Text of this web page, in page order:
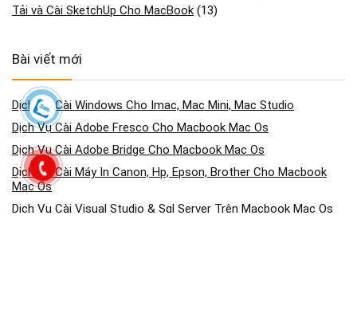
Tải và Cài SketchUp Cho MacBook (13)
Bài viết mới
Dịch Vụ Cài Windows Cho Imac, Mac Mini, Mac Studio
Dịch Vụ Cài Adobe Fresco Cho Macbook Mac Os
Dịch Vụ Cài Adobe Bridge Cho Macbook Mac Os
Dịch Vụ Cài Máy In Canon, Hp, Epson, Brother Cho Macbook
Mac Os
Dịch Vụ Cài Visual Studio & Sql Server Trên Macbook Mac Os